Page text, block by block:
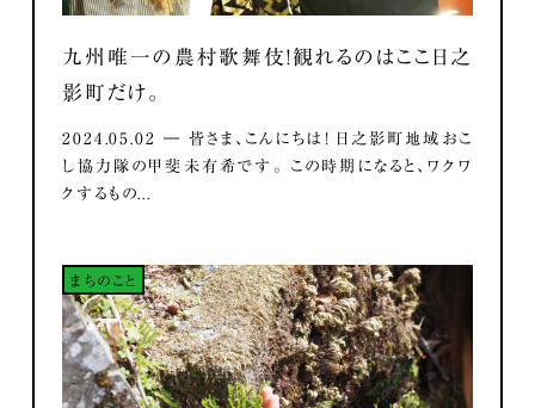
九州唯一の農村歌舞伎！観れるのはここ日之
影町だけ。
2024.05.02 ― 皆さま、こんにちは！ 日之影町地域おこ
し協力隊の甲斐未有希です。 この時期になると、ワクワ
クするもの...
まちのこと